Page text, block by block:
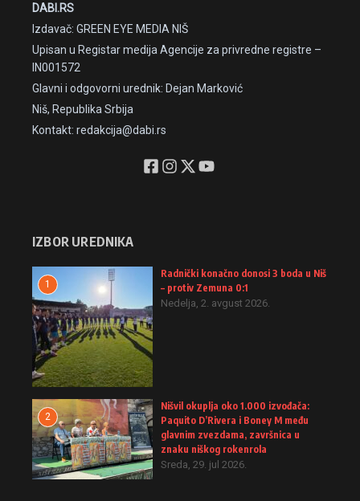
DABI.RS
Izdavač: GREEN EYE MEDIA NIŠ
Upisan u Registar medija Agencije za privredne registre –
IN001572
Glavni i odgovorni urednik: Dejan Marković
Niš, Republika Srbija
Kontakt: redakcija@dabi.rs
IZBOR UREDNIKA
1
Radnički konačno donosi 3 boda u Niš
– protiv Zemuna 0:1
Nedelja, 2. avgust 2026.
2
Nišvil okuplja oko 1.000 izvođača:
Paquito D’Rivera i Boney M među
glavnim zvezdama, završnica u
znaku niškog rokenrola
Sreda, 29. jul 2026.